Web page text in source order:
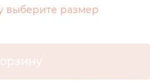
выберите размер